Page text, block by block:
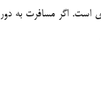
است. اگر مسافرت به دور